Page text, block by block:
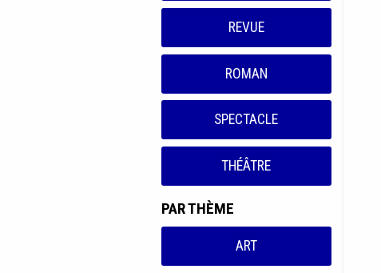
REVUE
ROMAN
SPECTACLE
THÉÂTRE
PAR THÈME
ART